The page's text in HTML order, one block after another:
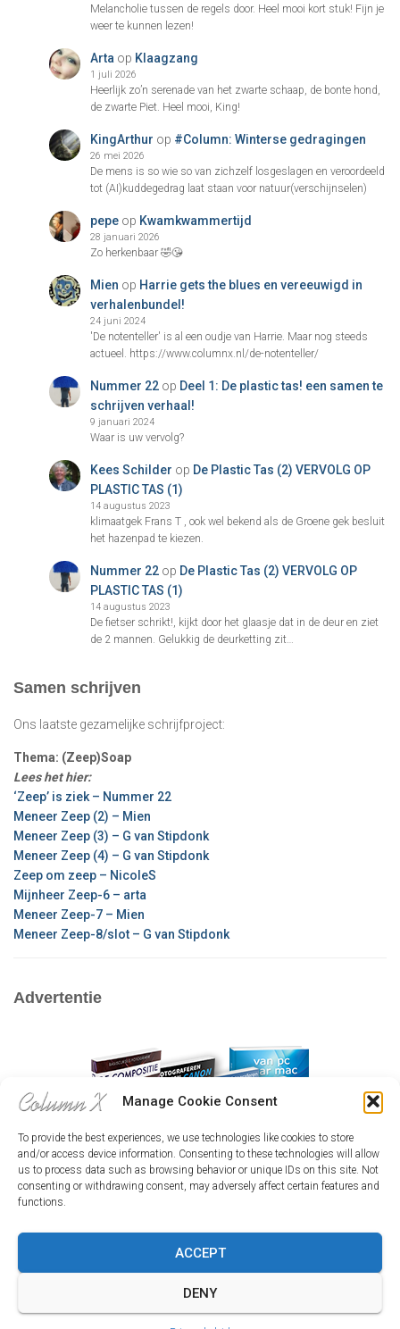
Manage Cookie Consent
To provide the best experiences, we use technologies like cookies to store
and/or access device information. Consenting to these technologies will allow
us to process data such as browsing behavior or unique IDs on this site. Not
consenting or withdrawing consent, may adversely affect certain features and
functions.
ACCEPT
DENY
Melancholie tussen de regels door. Heel mooi kort stuk! Fijn je
weer te kunnen lezen!
Arta op Klaagzang
1 juli 2026
Heerlijk zo’n serenade van het zwarte schaap, de bonte hond,
de zwarte Piet. Heel mooi, King!
KingArthur op #Column: Winterse gedragingen
26 mei 2026
De mens is so wie so van zichzelf losgeslagen en veroordeeld
tot (AI)kuddegedrag laat staan voor natuur(verschijnselen)
pepeop Kwamkwammertijd
28 januari 2026
Zo herkenbaar 🤣😘
Mien op Harrie gets the blues en vereeuwigd in
verhalenbundel!
24 juni 2024
'De notenteller' is al een oudje van Harrie. Maar nog steeds
actueel. https://www.columnx.nl/de-notenteller/
Nummer 22op Deel 1: De plastic tas! een samen te
schrijven verhaal!
9 januari 2024
Waar is uw vervolg?
Kees Schilder op De Plastic Tas (2) VERVOLG OP
PLASTIC TAS (1)
14 augustus 2023
klimaatgek Frans T , ook wel bekend als de Groene gek besluit
het hazenpad te kiezen.
Nummer 22op De Plastic Tas (2) VERVOLG OP
PLASTIC TAS (1)
14 augustus 2023
De fietser schrikt!, kijkt door het glaasje dat in de deur en ziet
de 2 mannen. Gelukkig de deurketting zit…
Samen schrijven
Ons laatste gezamelijke schrijfproject:
Thema: (Zeep)Soap
Lees het hier:
‘Zeep’ is ziek – Nummer 22
Meneer Zeep (2) – Mien
Meneer Zeep (3) – G van Stipdonk
Meneer Zeep (4) – G van Stipdonk
Zeep om zeep – NicoleS
Mijnheer Zeep-6 – arta
Meneer Zeep-7 – Mien
Meneer Zeep-8/slot – G van Stipdonk
Advertentie
HOME INLOGGEN CX-CAFÉ HOE WERKT HET?
Hestia | Ontwikkeld doorThemeIsle